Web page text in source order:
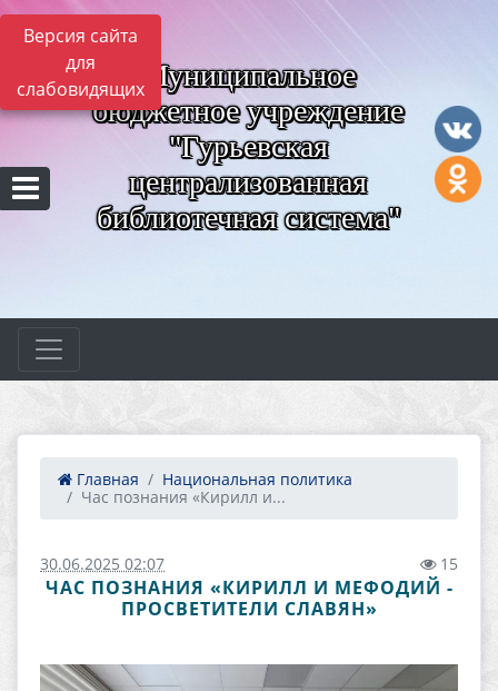
Версия сайта
для
слабовидящих Муниципальное
бюджетное учреждение
"Гурьевская
централизованная
библиотечная система"
Главная
Национальная политика
Час познания «Кирилл и...
30.06.2025 02:07 15
ЧАС ПОЗНАНИЯ «КИРИЛЛ И МЕФОДИЙ -
ПРОСВЕТИТЕЛИ СЛАВЯН»